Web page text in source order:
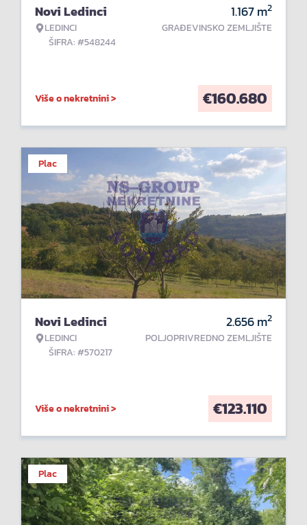
Novi Ledinci
LEDINCI
ŠIFRA: #548244
1.167m2
GRAĐEVINSKO ZEMLJIŠTE
Više o nekretnini > €160.680
Plac
Novi Ledinci
LEDINCI
ŠIFRA: #570217
2.656m2
POLJOPRIVREDNO ZEMLJIŠTE
Više o nekretnini > €123.110
Plac